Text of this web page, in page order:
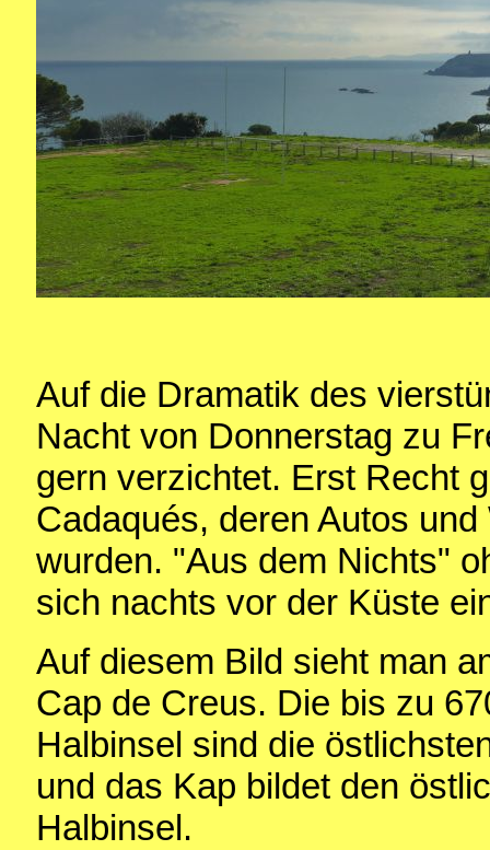
Auf die Dramatik des
Nacht von Donnerstag zu
gern verzichtet. Erst Recht
Cadaqués, deren Autos
wurden. "Aus dem Nichts"
sich nachts vor der Küste
Auf diesem Bild sieht man
Cap de Creus. Die bis zu
Halbinsel sind die
und das Kap bildet den
Halbinsel.